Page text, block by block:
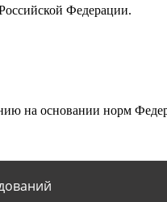
Федерации.
на основании норм